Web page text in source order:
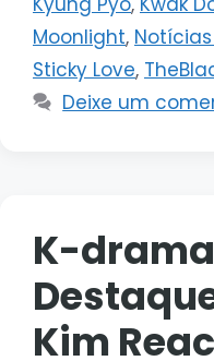
Moonlight,
Sticky Love,
Deixe um
K-
Kim